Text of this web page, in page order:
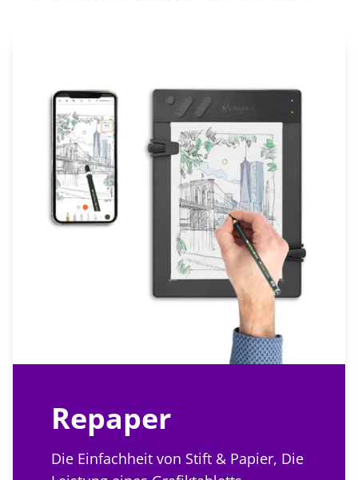
Repaper
Die Einfachheit von Stift & Papier, Die